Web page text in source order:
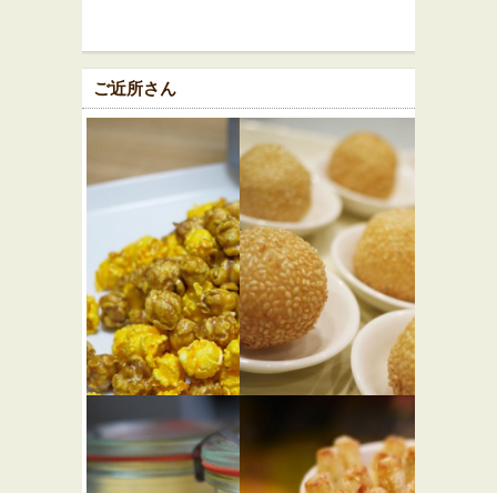
ご近所さん
ギャレッ
南国酒家